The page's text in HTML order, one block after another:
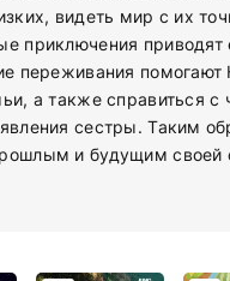
видеть мир с их
приключения
переживания помогают
а также справиться с
сестры. Таким
и будущим своей